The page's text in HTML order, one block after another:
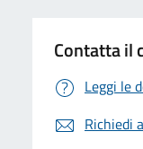
Contatta il
Leggi le
Richiedi